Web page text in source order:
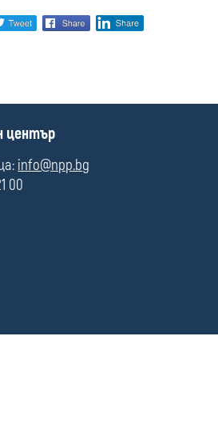
twitter facebook
център
info@npp.bg
00